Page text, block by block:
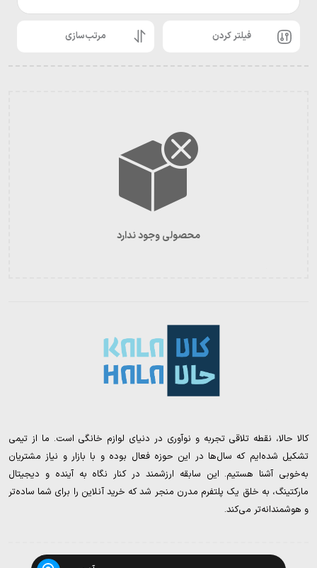
فیلتر کردن مرتب‌سازی
محصولی وجود ندارد
کالا حالا، نقطه تلاقی تجربه و نوآوری در دنیای لوازم خانگی است. ما از تیمی
تشکیل شده‌ایم که سال‌ها در این حوزه فعال بوده و با بازار و نیاز مشتریان
به‌خوبی آشنا هستیم. این سابقه ارزشمند در کنار نگاه به آینده و دیجیتال
مارکتینگ، به خلق یک پلتفرم مدرن منجر شد که خرید آنلاین را برای شما ساده‌تر
و هوشمندانه‌تر می‌کند.